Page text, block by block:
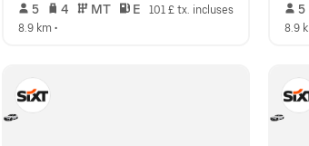
5 4 MT E
101 £ tx. incluses
8.9 km •
5
8.9